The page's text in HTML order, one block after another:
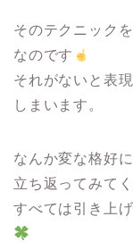
そのテクニック
なのです
それがないと表
しまいます。
なんか変な格好
立ち返ってみてく
すべては引き上